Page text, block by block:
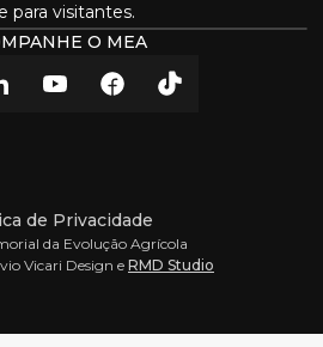
para visitantes.
O MEA
de Privacidade
da Evolução Agrícola
Vicari Design eRMD Studio